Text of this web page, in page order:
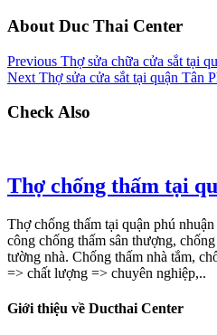
About Duc Thai Center
Previous Thợ sửa chữa cửa sắt tại
Next Thợ sửa cửa sắt tại quận Tân
Check Also
Thợ chống thấm tại
Thợ chống thấm tại quận phú
công chống thấm sân thượng,
tường nhà. Chống thấm nhà tắm,
=> chất lượng => chuyên nghiệp,..
Giới thiệu về Ducthai Center